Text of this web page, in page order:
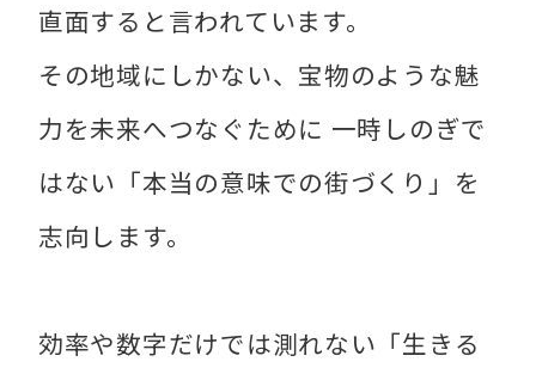
直面すると言われています。
その地域にしかない、宝物のような魅
力を未来へつなぐために 一時しのぎで
はない「本当の意味での街づくり」を
志向します。
効率や数字だけでは測れない「生きる